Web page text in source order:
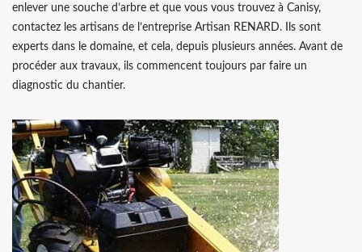
enlever une souche d’arbre et que vous vous trouvez à Canisy,
contactez les artisans de l’entreprise Artisan RENARD. Ils sont
experts dans le domaine, et cela, depuis plusieurs années. Avant de
procéder aux travaux, ils commencent toujours par faire un
diagnostic du chantier.